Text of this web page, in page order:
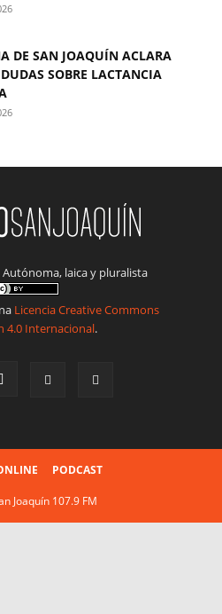
DE SAN JOAQUÍN ACLARA
SOBRE LACTANCIA
laica y pluralista
Licencia Creative Commons
4.0 Internacional.
PODCAST
Joaquín 107.9 FM